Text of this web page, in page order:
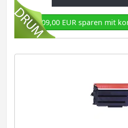
209,00 EUR sparen mit